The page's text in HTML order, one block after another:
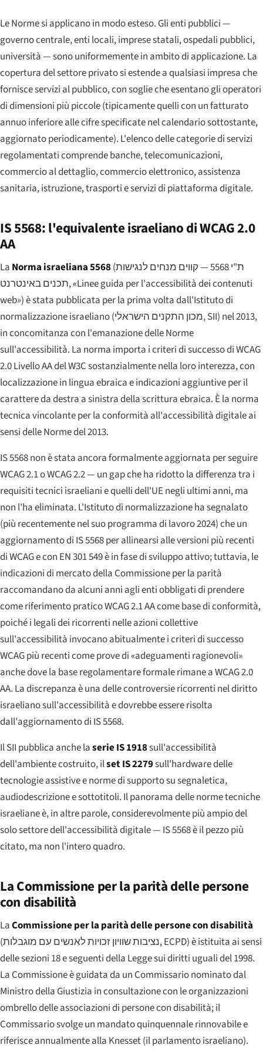
Le Norme si applicano in modo esteso. Gli enti pubblici —
governo centrale, enti locali, imprese statali, ospedali pubblici,
università — sono uniformemente in ambito di applicazione. La
copertura del settore privato si estende a qualsiasi impresa che
fornisce servizi al pubblico, con soglie che esentano gli operatori
di dimensioni più piccole (tipicamente quelli con un fatturato
annuo inferiore alle cifre specificate nel calendario sottostante,
aggiornato periodicamente). L'elenco delle categorie di servizi
regolamentati comprende banche, telecomunicazioni,
commercio al dettaglio, commercio elettronico, assistenza
sanitaria, istruzione, trasporti e servizi di piattaforma digitale.
IS 5568: l'equivalente israeliano di WCAG 2.0
AA
La Norma israeliana 5568(ת"י 5568 — קווים מנחים לנגישות
תכנים באינטרנט, «Linee guida per l'accessibilità dei contenuti
web») è stata pubblicata per la prima volta dall'Istituto di
normalizzazione israeliano (מכון התקנים הישראלי, SII) nel 2013,
in concomitanza con l'emanazione delle Norme
sull'accessibilità. La norma importa i criteri di successo di WCAG
2.0 Livello AA del W3C sostanzialmente nella loro interezza, con
localizzazione in lingua ebraica e indicazioni aggiuntive per il
carattere da destra a sinistra della scrittura ebraica. È la norma
tecnica vincolante per la conformità all'accessibilità digitale ai
sensi delle Norme del 2013.
IS 5568 non è stata ancora formalmente aggiornata per seguire
WCAG 2.1 o WCAG 2.2 — un gap che ha ridotto la differenza tra i
requisiti tecnici israeliani e quelli dell'UE negli ultimi anni, ma
non l'ha eliminata. L'Istituto di normalizzazione ha segnalato
(più recentemente nel suo programma di lavoro 2024) che un
aggiornamento di IS 5568 per allinearsi alle versioni più recenti
di WCAG e con EN 301 549 è in fase di sviluppo attivo; tuttavia, le
indicazioni di mercato della Commissione per la parità
raccomandano da alcuni anni agli enti obbligati di prendere
come riferimento pratico WCAG 2.1 AA come base di conformità,
poiché i legali dei ricorrenti nelle azioni collettive
sull'accessibilità invocano abitualmente i criteri di successo
WCAG più recenti come prove di «adeguamenti ragionevoli»
anche dove la base regolamentare formale rimane a WCAG 2.0
AA. La discrepanza è una delle controversie ricorrenti nel diritto
israeliano sull'accessibilità e dovrebbe essere risolta
dall'aggiornamento di IS 5568.
Il SII pubblica anche laserie IS 1918sull'accessibilità
dell'ambiente costruito, ilset IS 2279sull'hardware delle
tecnologie assistive e norme di supporto su segnaletica,
audiodescrizione e sottotitoli. Il panorama delle norme tecniche
israeliane è, in altre parole, considerevolmente più ampio del
solo settore dell'accessibilità digitale — IS 5568 è il pezzo più
citato, ma non l'intero quadro.
La Commissione per la parità delle persone
con disabilità
LaCommissione per la parità delle persone con disabilità
(נציבות שוויון זכויות לאנשים עם מוגבלות, ECPD) è istituita ai sensi
delle sezioni 18 e seguenti della Legge sui diritti uguali del 1998.
La Commissione è guidata da un Commissario nominato dal
Ministro della Giustizia in consultazione con le organizzazioni
ombrello delle associazioni di persone con disabilità; il
Commissario svolge un mandato quinquennale rinnovabile e
riferisce annualmente alla Knesset (il parlamento israeliano).